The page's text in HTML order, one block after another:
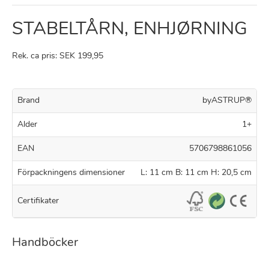
STABELTÅRN, ENHJØRNING
Rek. ca pris: SEK 199,95
Brand byASTRUP®
Alder 1+
EAN 5706798861056
Förpackningens dimensioner L: 11 cm B: 11 cm H: 20,5 cm
Certifikater
Handböcker